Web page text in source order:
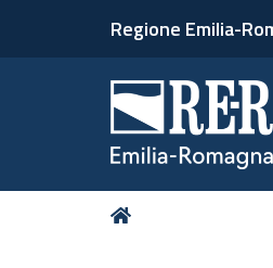
Regione Emilia-
Tu